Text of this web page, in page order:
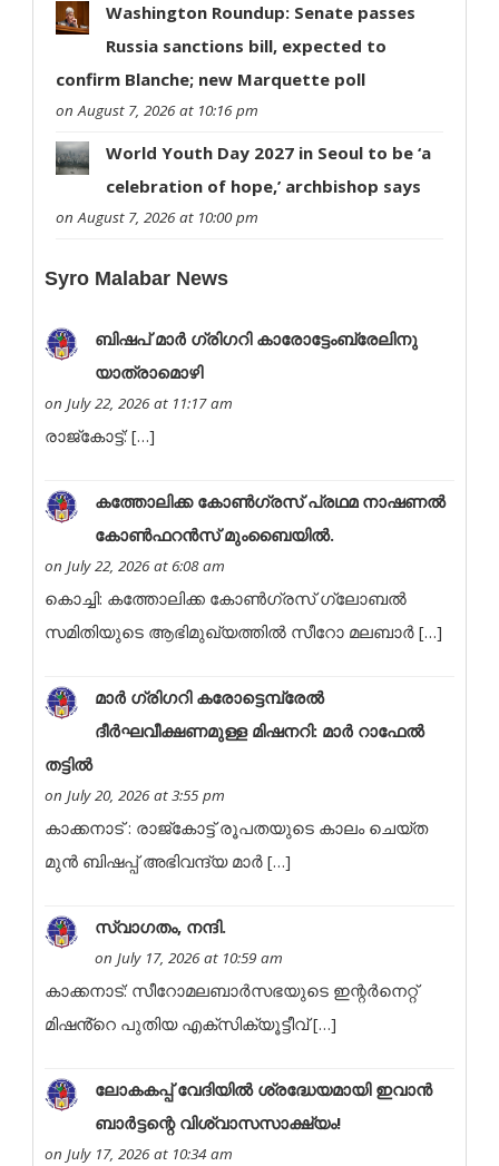
Washington Roundup: Senate passes
Russia sanctions bill, expected to
confirm Blanche; new Marquette poll
on August 7, 2026 at 10:16 pm
World Youth Day 2027 in Seoul to be ‘a
celebration of hope,’ archbishop says
on August 7, 2026 at 10:00 pm
Syro Malabar News
ബി​​​​​ഷ​​​​​പ് മാ​​​​​ര്‍ ഗ്രി​​​​​ഗ​​​​​റി കാരോട്ടേംബ്രേലിനു
യാത്രാമൊഴി
on July 22, 2026 at 11:17 am
രാ​​​​​​​​​ജ്‌​​​​​​​​​കോ​​​​​​​​​ട്ട്: […]
കത്തോലിക്ക കോൺഗ്രസ് പ്രഥമ നാഷണൽ
കോൺഫറൻസ് മുംബൈയിൽ.
on July 22, 2026 at 6:08 am
കൊച്ചി: കത്തോലിക്ക കോൺഗ്രസ് ഗ്ലോബൽ
സമിതിയുടെ ആഭിമുഖ്യത്തിൽ സീറോ മലബാർ […]
മാർ ഗ്രിഗറി കരോട്ടെമ്പ്രേൽ
ദീർഘവീക്ഷണമുള്ള മിഷനറി: മാർ റാഫേൽ
തട്ടിൽ
on July 20, 2026 at 3:55 pm
കാക്കനാട് : രാജ്കോട്ട് രൂപതയുടെ കാലം ചെയ്ത
മുൻ ബിഷപ്പ് അഭിവന്ദ്യ മാർ […]
സ്വാഗതം, നന്ദി.
on July 17, 2026 at 10:59 am
കാക്കനാട്: സീറോമലബാർസഭയുടെ ഇന്റർനെറ്റ്
മിഷൻ്റെ പുതിയ എക്സിക്യൂട്ടീവ് […]
ലോകകപ്പ് വേദിയിൽ ശ്രദ്ധേയമായി ഇവാൻ
ബാർട്ടന്റെ വിശ്വാസസാക്ഷ്യം!
on July 17, 2026 at 10:34 am